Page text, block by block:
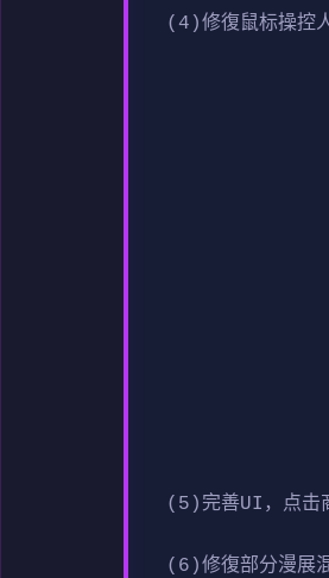
(4)修復鼠标操控
(5)完善UI，点击
(6)修復部分漫展